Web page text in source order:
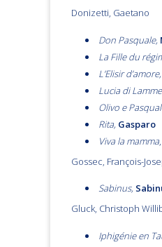
Donizetti, Gaetano
Don Pasquale,
La Fille du
L’Elisir d’amore,
Lucia di
Olivo e
Rita, Gasparo
Viva la mamma
Gossec, François-
Sabinus,
Gluck, Christoph
Iphigénie en